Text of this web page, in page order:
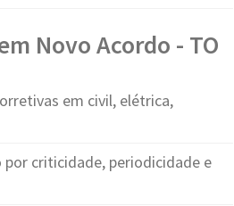
Novo Acordo - TO
em civil, elétrica,
por criticidade, periodicidade e